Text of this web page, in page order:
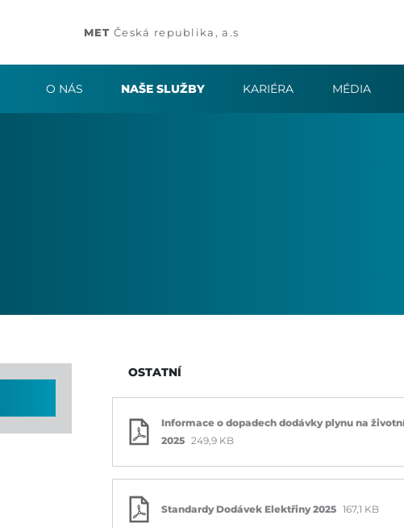
MET Česká republika, a.s
O NÁS NAŠE SLUŽBY KARIÉRA MÉDIA
OSTATNÍ
Informace o dopadech dodávky plynu na
2025 249,9 KB
Standardy Dodávek Elektřiny 2025 167,1 KB